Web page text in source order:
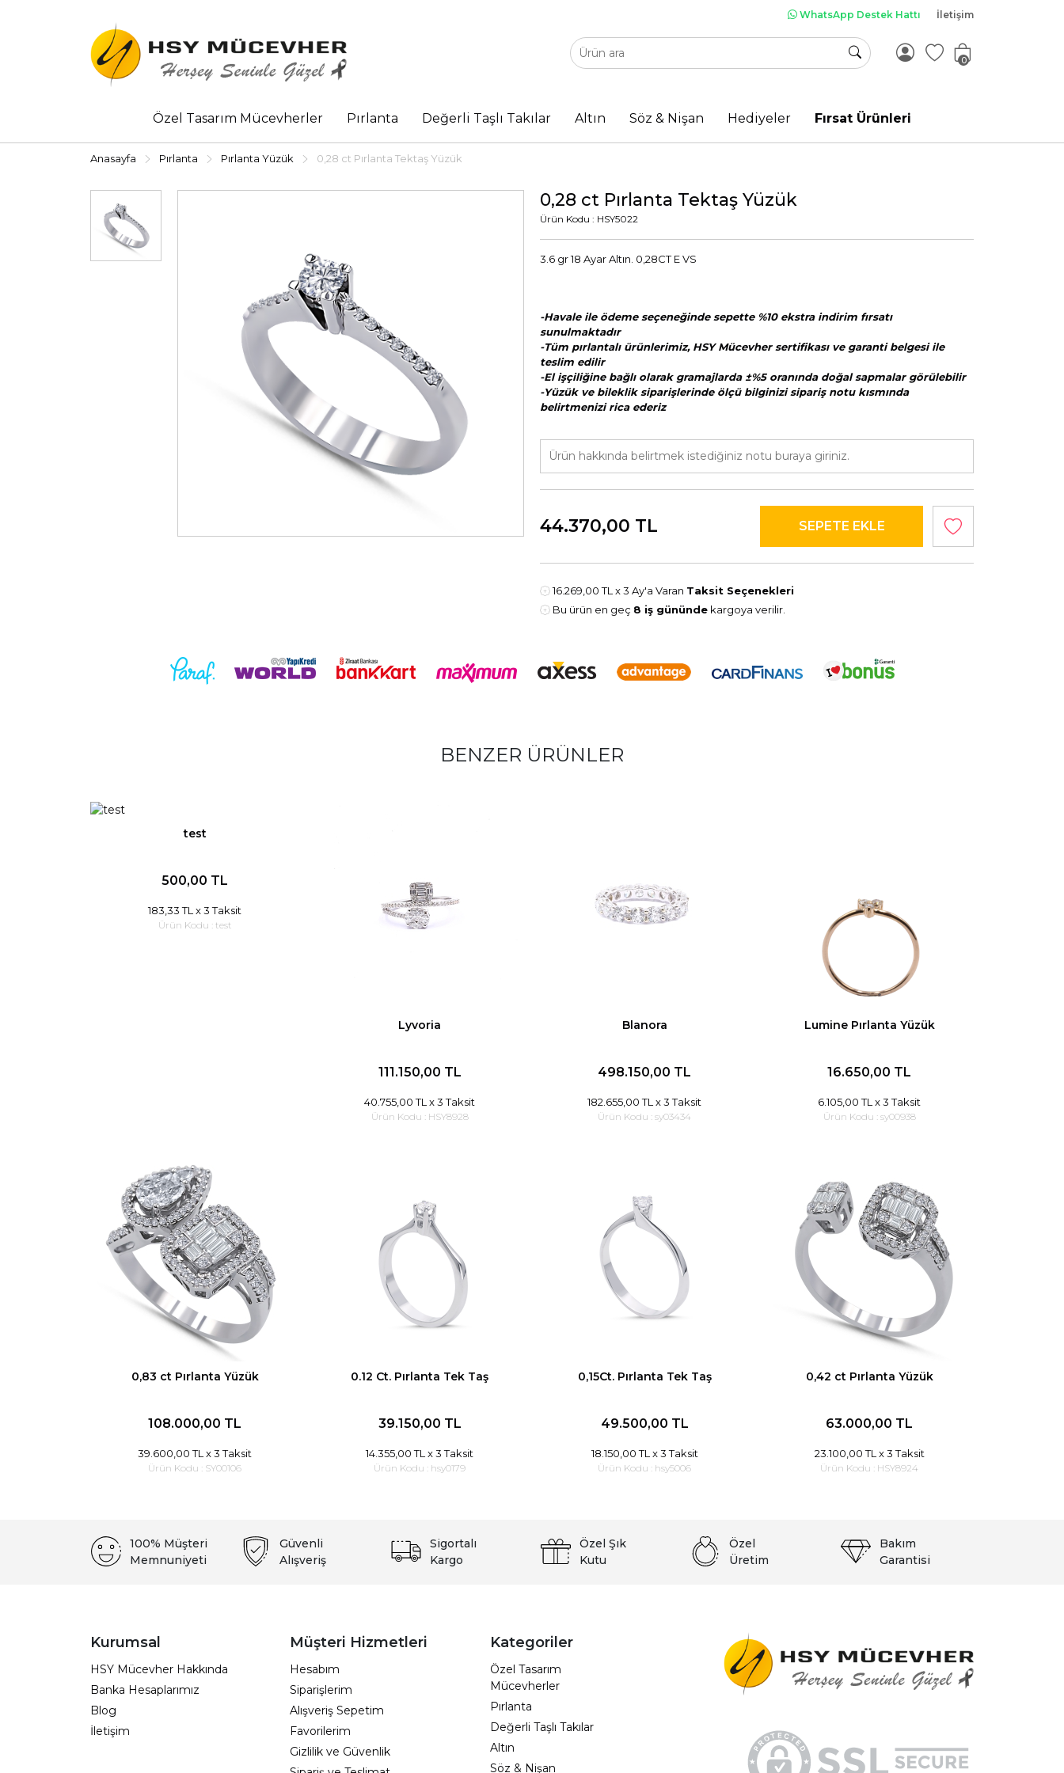
WhatsApp Destek Hattı İletişim
0
Özel Tasarım Mücevherler Pırlanta Değerli Taşlı Takılar Altın Söz & Nişan Hediyeler Fırsat Ürünleri
Anasayfa Pırlanta Pırlanta Yüzük 0,28 ct Pırlanta Tektaş Yüzük
0,28 ct Pırlanta Tektaş Yüzük
Ürün Kodu : HSY5022
3.6 gr 18 Ayar Altın. 0,28CT E VS
-Havale ile ödeme seçeneğinde sepette %10 ekstra indirim fırsatı
sunulmaktadır
-Tüm pırlantalı ürünlerimiz, HSY Mücevher sertifikası ve garanti belgesi ile
teslim edilir
-El işçiliğine bağlı olarak gramajlarda ±%5 oranında doğal sapmalar görülebilir
-Yüzük ve bileklik siparişlerinde ölçü bilginizi sipariş notu kısmında
belirtmenizi rica ederiz
44.370,00 TL
16.269,00 TL x 3 Ay'a Varan Taksit Seçenekleri
Bu ürün en geç 8 iş gününde kargoya verilir.
BENZER ÜRÜNLER
test
500,00 TL
183,33 TL x 3 Taksit
Ürün Kodu : test
Lyvoria
111.150,00 TL
40.755,00 TL x 3 Taksit
Ürün Kodu : HSY8928
Blanora
498.150,00 TL
182.655,00 TL x 3 Taksit
Ürün Kodu : sy03434
Lumine Pırlanta Yüzük
16.650,00 TL
6.105,00 TL x 3 Taksit
Ürün Kodu : sy00938
0,83 ct Pırlanta Yüzük
108.000,00 TL
39.600,00 TL x 3 Taksit
Ürün Kodu : SY00106
0.12 Ct. Pırlanta Tek Taş
39.150,00 TL
14.355,00 TL x 3 Taksit
Ürün Kodu : hsy0179
0,15Ct. Pırlanta Tek Taş
49.500,00 TL
18.150,00 TL x 3 Taksit
Ürün Kodu : hsy5006
0,42 ct Pırlanta Yüzük
63.000,00 TL
23.100,00 TL x 3 Taksit
Ürün Kodu : HSY8924
100% Müşteri
Memnuniyeti
Güvenli
Alışveriş
Sigortalı
Kargo
Özel Şık
Kutu
Özel
Üretim
Bakım
Garantisi
Kurumsal
HSY Mücevher Hakkında
Banka Hesaplarımız
Blog
İletişim
Müşteri Hizmetleri
Hesabım
Siparişlerim
Alışveriş Sepetim
Favorilerim
Gizlilik ve Güvenlik
Kategoriler
Özel Tasarım
Mücevherler
Pırlanta
Değerli Taşlı Takılar
Altın
Söz & Nişan